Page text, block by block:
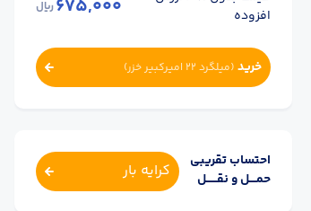
افزوده
675,000ریال
خرید (میلگرد 22 امیرکبیر خزر )
احتساب تقریبی
حمــــل و نقــــــل
کرایه بار